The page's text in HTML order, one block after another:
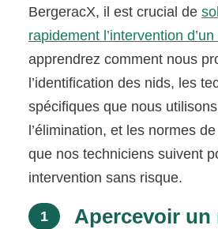
BergeracX, il est crucial de
rapidement l’intervention
apprendrez comment nous
l’identification des nids, les
spécifiques que nous
l’élimination, et les normes
que nos techniciens suivent
intervention sans risque.
1
Apercevoir un